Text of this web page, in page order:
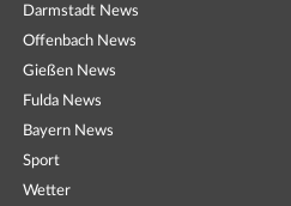
Darmstadt News
Offenbach News
Gießen News
Fulda News
Bayern News
Sport
Wetter